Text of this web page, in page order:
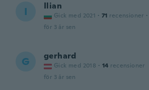
I Ilian
Gick med 2021 · 71 recensioner ·
för 3 år sen
G gerhard
Gick med 2018 · 14 recensioner
för 3 år sen